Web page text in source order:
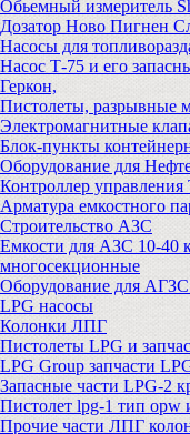
Обьемный измеритель
Дозатор Ново Пигнен
Насосы для
Насос Т-75 и его
Геркон,
Пистолеты, разрывные
Электромагнитные
Блок-пункты
Оборудование для
Контроллер
Арматура емкостного
Строительство АЗС
Емкости для АЗС 10-40
многосекционные
Оборудование для
LPG насосы
Колонки ЛПГ
Пистолеты LPG и
LPG Group запчасти
Запасные части LPG-2
Пистолет lpg-1 тип opw
Прочие части ЛПГ